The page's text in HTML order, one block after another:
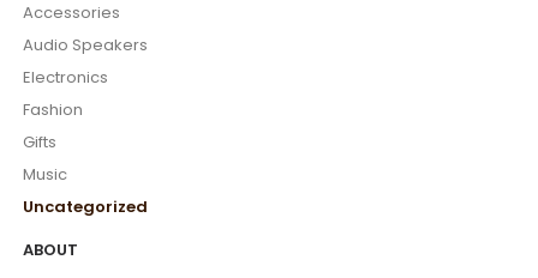
Accessories
Audio Speakers
Electronics
Fashion
Gifts
Music
Uncategorized
ABOUT